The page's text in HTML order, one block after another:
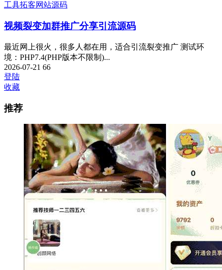
工具拓客网站源码
视频裂变加群推广分享引流源码
最近网上很火，很多人都在用，适合引流裂变推广 测试环
境：PHP7.4(PHP版本不限制)...
2026-07-21 66
登陆
收藏
推荐